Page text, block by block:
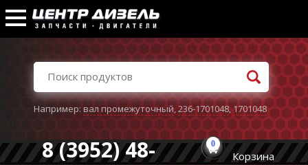
Например:вал промежуточный,236-1701048,1701048
8 (3952) 48-
0
Корзина